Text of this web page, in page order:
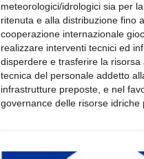
meteorologici/idrologici sia per
ritenuta e alla distribuzione fino
cooperazione internazionale
realizzare interventi tecnici ed
disperdere e trasferire la
tecnica del personale addetto
infrastrutture preposte, e nel
governance delle risorse